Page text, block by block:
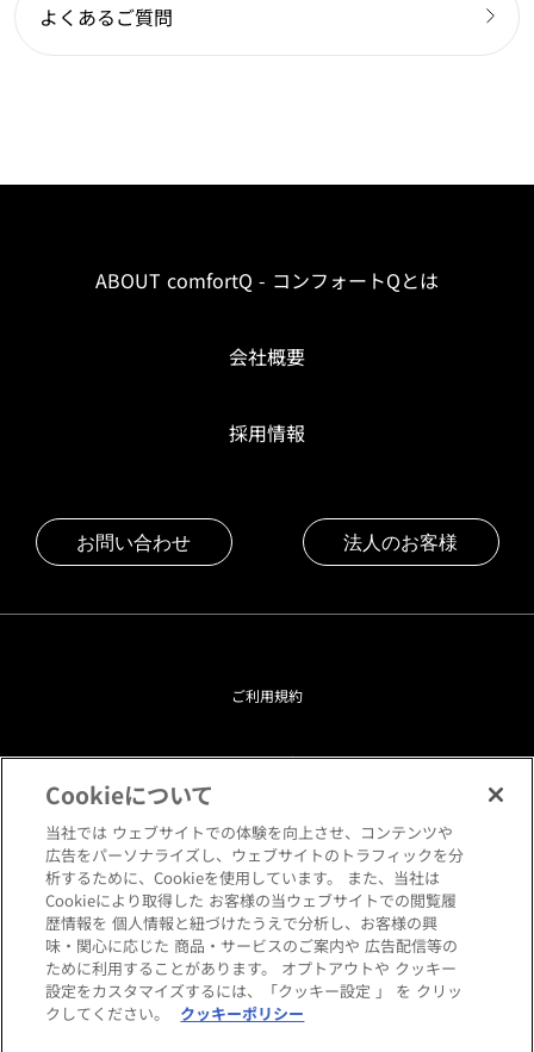
よくあるご質問
ABOUT comfortQ - コンフォートQとは
会社概要
採用情報
お問い合わせ 法人のお客様
Copyright © HANKYU HOME STYLING Co.,LTD All rights reserved.
ご利用規約
プライバシーポリシー
クッキーポリシー
閲覧環境について
サイトマップ
Cookieについて
当社では ウェブサイトでの体験を向上させ、コンテンツや
広告をパーソナライズし、ウェブサイトのトラフィックを分
析するために、Cookieを使用しています。 また、当社は
Cookieにより取得した お客様の当ウェブサイトでの閲覧履
歴情報を 個人情報と紐づけたうえで分析し、お客様の興
味・関心に応じた 商品・サービスのご案内や 広告配信等の
ために利用することがあります。 オプトアウトや クッキー
設定をカスタマイズするには、「クッキー設定 」 を クリッ
クしてください。
クッキーポリシー